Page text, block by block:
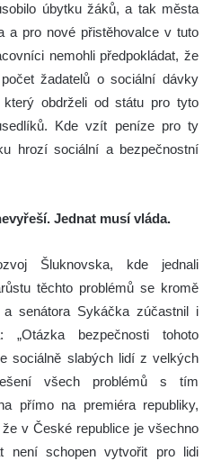
úbytku žáků, a tak města
a pro nové přistěhovalce v tuto
nemohli předpokládat, že
žadatelů o sociální dávky
obdrželi od státu pro tyto
Kde vzít peníze pro ty
hrozí sociální a bezpečnostní
Jednat musí vláda.
Šluknovska, kde jednali
těchto problémů se kromě
a senátora Sykáčka zúčastnil i
„Otázka bezpečnosti tohoto
sociálně slabých lidí z velkých
všech problémů s tím
přímo na premiéra republiky,
v České republice je všechno
není schopen vytvořit pro lidi